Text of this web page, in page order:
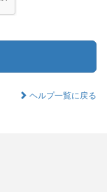
ヘルプ一覧に戻る